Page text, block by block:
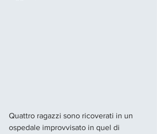
Quattro ragazzi sono ricoverati in un
ospedale improvvisato in quel di